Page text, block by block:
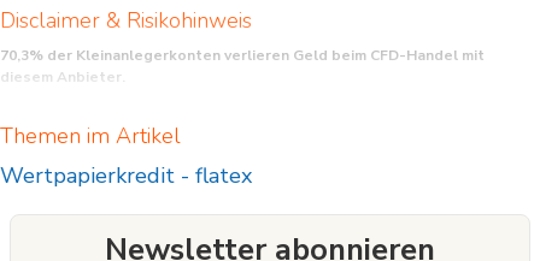
Disclaimer & Risikohinweis
70,3% der Kleinanlegerkonten verlieren Geld beim CFD-Handel mit
diesem Anbieter.
hohes Risiko, schnell Geld zu verlieren. Sie sollten überlegen, ob Sie verstehen,
einzugehen, Ihr Geld zu verlieren.
Themen im Artikel
Wertpapierkredit - flatex
Newsletter abonnieren